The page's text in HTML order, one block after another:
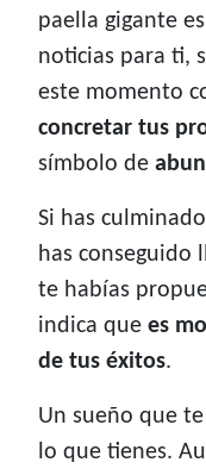
paella gigante
noticias para ti,
este momento
concretar tus
símbolo de
Si has
has conseguido
te habías
indica que es
de tus éxitos.
Un sueño que
lo que tienes.